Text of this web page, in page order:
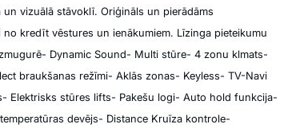
un vizuālā stāvoklī. Oriģināls un pierādāms
kredīt vēstures un ienākumiem. Līzinga pieteikumu
- Dynamic Sound- Multi stūre- 4 zonu klmats-
braukšanas režīmi- Aklās zonas- Keyless- TV-Navi
- Elektrisks stūres lifts- Pakešu logi- Auto hold funkcija-
devējs- Distance Kruīza kontrole-